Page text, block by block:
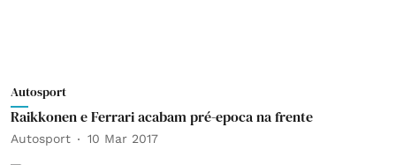
Autosport
Raikkonen e Ferrari acabam pré-epoca na frente
Autosport 10 Mar 2017